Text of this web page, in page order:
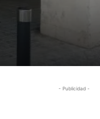
- Publicidad -